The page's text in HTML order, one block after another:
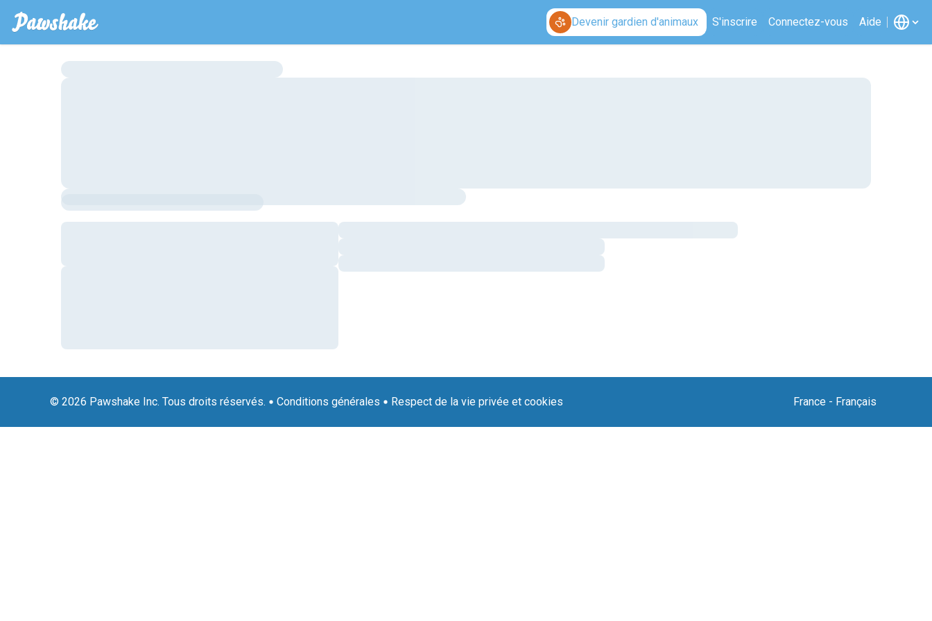
Devenir gardien d'animaux S'inscrire Connectez-vous Aide
© 2026 Pawshake Inc. Tous droits réservés. Conditions générales Respect de la vie privée et cookies France - Français